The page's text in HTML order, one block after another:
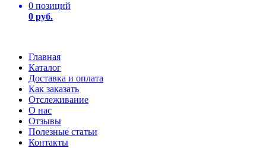
0 позиций
0 руб.
Главная
Каталог
Доставка и оплата
Как заказать
Отслеживание
О нас
Отзывы
Полезные статьи
Контакты